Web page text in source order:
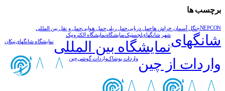
برچسب ها
NEPCONجنگل آسمان خراش هاحمل دریاییحمل ریلیحمل هواییحمل و نقل بین المللی
شانگهایشهر شانگهایلجستیکنمایشگاهنمایشگاه الکترونیک
نمایشگاه بین المللینمایشگاه شانگهاینپکان
واردات از چینواردات پوشاکواردات گوشیچین